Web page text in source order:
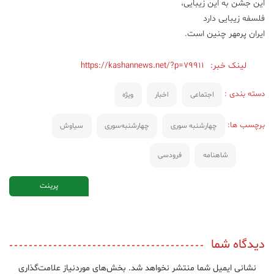
این جشن به این زیبایی،
فلسفه زیبایی دارد
ایران پرمهر چنین است.
لینک خبر: https://kashannews.net/?p=79911
دسته بندی : اجتماعی اخبار ویژه
برچسب ها: چهارشنبه سوری چهارشنبه‌سوری سیاوش
شاهنامه فرودسی
پرینت
دیدگاه شما
نشانی ایمیل شما منتشر نخواهد شد. بخش‌های موردنیاز علامت‌گذاری